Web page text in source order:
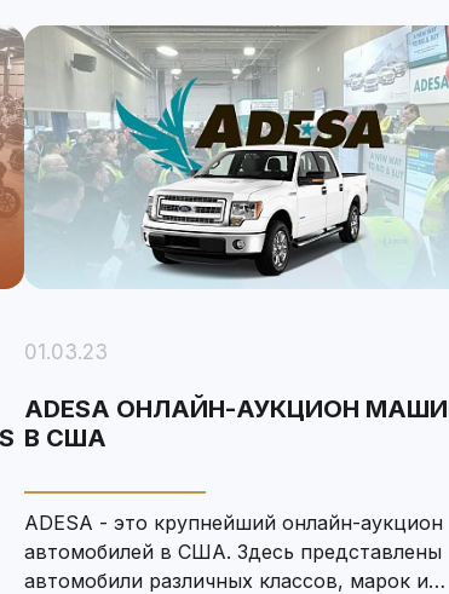
01.03.23
ADESA ОНЛАЙН-АУКЦИОН
В США
ADESA - это крупнейший онлайн-аукцион
автомобилей в США. Здесь представлены
автомобили различных классов, марок и